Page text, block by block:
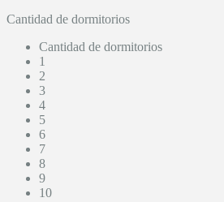
Cantidad de dormitorios
Cantidad de dormitorios
1
2
3
4
5
6
7
8
9
10